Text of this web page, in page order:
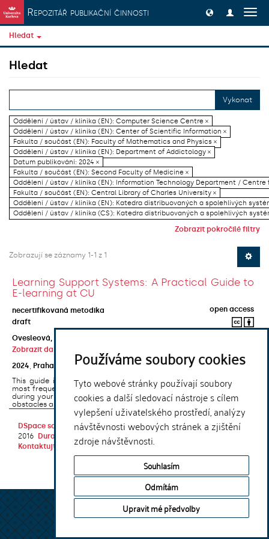
Používáme soubory cookies
Tyto webové stránky používají soubory
cookies a další sledovací nástroje s cílem
vylepšení uživatelského prostředí, analýzy
návštěvnosti webových stránek a zjištění
zdroje návštěvnosti.
Souhlasím
Odmítám
Upravit mé předvolby
Přeskočit na obsah
Repozitář publikační činnosti
Hledat
Hledat
Vykonat
Oddělení / ústav / klinika (EN): Computer Science Centre ×
Oddělení / ústav / klinika (EN): Center of Scientific Information ×
Fakulta / součást (EN): Faculty of Mathematics and Physics ×
Oddělení / ústav / klinika (EN): Department of Addictology ×
Datum publikování: 2024 ×
Fakulta / součást (EN): Second Faculty of Medicine ×
Oddělení / ústav / klinika (EN): Information Technology Department / Centre
Fakulta / součást (EN): Central Library of Charles University ×
Oddělení / ústav / klinika (EN): Katedra distribuovaných a spolehlivých
Oddělení / ústav / klinika (CS): Katedra distribuovaných a spolehlivých
Zobrazit pokročilé filtry
Zobrazují se záznamy 1-1 z 1
Learning Support Systems: A Practical Guide to
E-learning at CU
necertifikovaná metodika
open access
draft
Ovesleová, Hana
Zobrazit další autory
2024
Praha
Univerzita Karlova, Nakladatelství Karolinum
This guide introduces the e-learning support tools that are used
most frequently at Charles University and that you may encounter
during your studies. It will also help you to avoid the most common
obstacles associated ...
DSpace softwarecopyright © 2002-
2016
DuraSpace
Kontaktujte nás|Vyjádření názoru
Theme by